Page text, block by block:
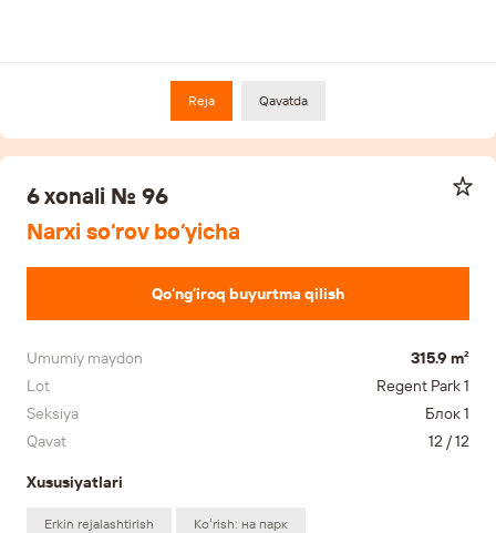
Reja Qavatda
6 xonali № 96
Narxi so‘rov bo‘yicha
Qo‘ng‘iroq buyurtma qilish
Umumiy maydon
315.9 m²
Lot
Regent Park 1
Seksiya
Блок 1
Qavat
12 / 12
Xususiyatlari
Erkin rejalashtirish Koʻrish: на парк